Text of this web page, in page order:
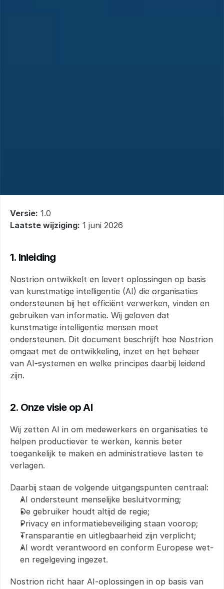
Versie: 1.0
Laatste wijziging: 1 juni 2026
1. Inleiding
Nostrion ontwikkelt en levert oplossingen op basis
van kunstmatige intelligentie (AI) die organisaties
ondersteunen bij het efficiënt verwerken, vinden en
gebruiken van informatie. Wij geloven dat
kunstmatige intelligentie mensen moet
ondersteunen. Dit document beschrijft hoe Nostrion
omgaat met de ontwikkeling, inzet en het beheer
van AI-systemen en welke principes daarbij leidend
zijn.
2. Onze visie op AI
Wij zetten AI in om medewerkers en organisaties te
helpen productiever te werken, kennis beter
toegankelijk te maken en administratieve lasten te
verlagen.
Daarbij staan de volgende uitgangspunten centraal:
AI ondersteunt menselijke besluitvorming;
De gebruiker houdt altijd de regie;
Privacy en informatiebeveiliging staan voorop;
Transparantie en uitlegbaarheid zijn verplicht;
AI wordt verantwoord en conform Europese wet-
en regelgeving ingezet.
Nostrion richt haar AI-oplossingen in op basis van